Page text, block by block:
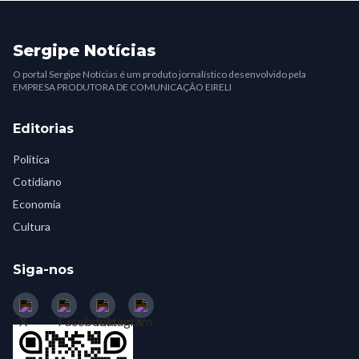
Sergipe Notícias
O portal Sergipe Notícias é um produto jornalístico desenvolvido pela
EMPRESA PRODUTORA DE COMUNICAÇÃO EIRELI
Editorias
Política
Cotidiano
Economia
Cultura
Siga-nos